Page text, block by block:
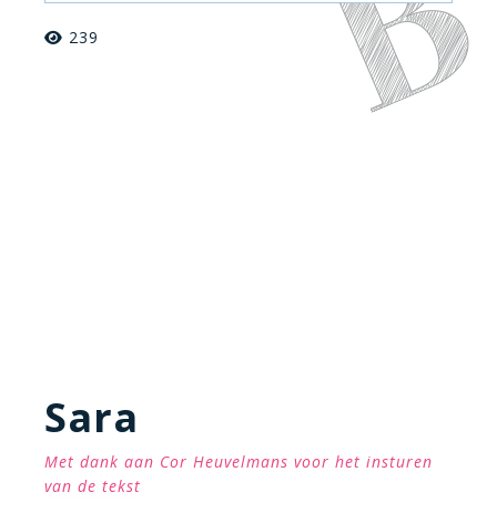
239
Sara
Met dank aan Cor Heuvelmans voor het insturen
van de tekst